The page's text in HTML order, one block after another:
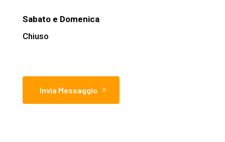
Sabato e Domenica
Chiuso
Invia Messaggio